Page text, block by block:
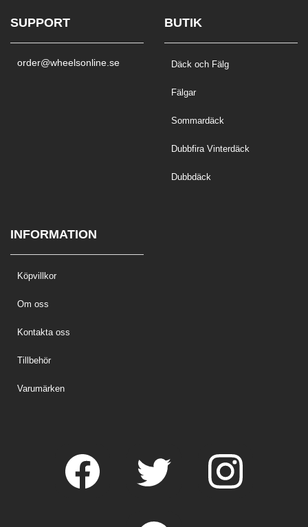
SUPPORT
order@wheelsonline.se
BUTIK
Däck och Fälg
Fälgar
Sommardäck
Dubbfira Vinterdäck
Dubbdäck
INFORMATION
Köpvillkor
Om oss
Kontakta oss
Tillbehör
Varumärken